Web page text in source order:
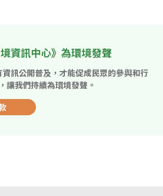
資訊中心》為環境發聲
訊公開普及，才能促成民眾的參與和行
讓我們持續為環境發聲。